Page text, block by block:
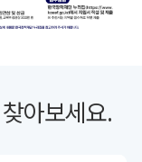
아보세요.
&통계